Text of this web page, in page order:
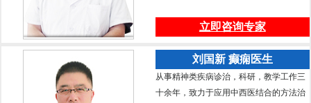
立即咨询专家
刘国新 癫痫医生
从事精神类疾病诊治，科研，教学工作三
十余年，致力于应用中西医结合的方法治